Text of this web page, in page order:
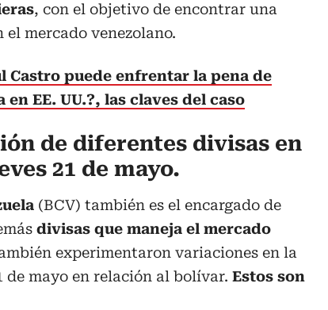
, con el objetivo de encontrar una
mercado venezolano.
Castro puede enfrentar la pena de
EE. UU.?, las claves del caso
de diferentes divisas en
21 de mayo.
(BCV) también es el encargado de
divisas que maneja el mercado
experimentaron variaciones en la
de mayo en relación al bolívar. Estos son